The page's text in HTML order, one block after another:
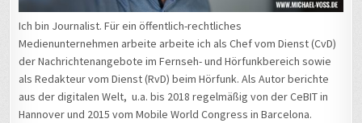
Hannover und 2015 vom Mobile World Congress in Barcelona.
Zwischen 2017 und 2021 leitete ich den jährlichen Hörfunkpool vom
Chaos Communication Congressin Leipzig, der inzwischen wieder
nach Hamburg wechselte. Außerdem melde ich mich zwischen
2012 und 2022 regelmäßig von derInternationalen Funkausstellung
in Berlin. 2016 war ich für meinen Arbeitgeber auf derBalkanroute
unterwegs und sprach mit Flüchtlingen. Hinzu kam eine